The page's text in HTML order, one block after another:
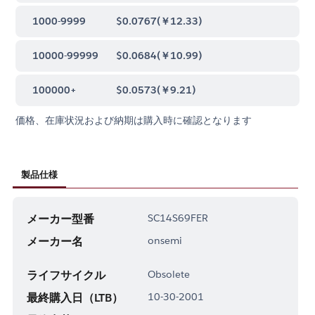
1000-9999 $0.0767(￥12.33)
10000-99999 $0.0684(￥10.99)
100000+ $0.0573(￥9.21)
価格、在庫状況および納期は購入時に確認となります
製品仕様
メーカー型番 SC14S69FER
メーカー名 onsemi
ライフサイクル Obsolete
最終購入日（LTB） 10-30-2001